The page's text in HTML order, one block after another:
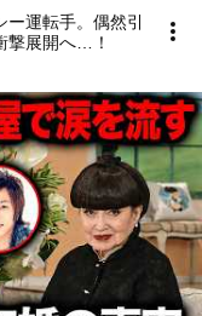
ー運転手。偶然引
撃展開へ…！